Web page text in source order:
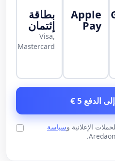
Apple
Pay
بطاقة
إئتمان
Visa,
Mastercard
الدفع 5 €
الإعلانية وسياسة